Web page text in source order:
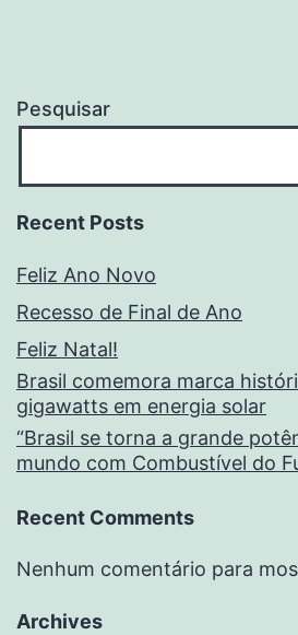
Pesquisar
Recent Posts
Feliz Ano Novo
Recesso de Final de Ano
Feliz Natal!
Brasil comemora marca
gigawatts em energia solar
“Brasil se torna a grande
mundo com Combustível do
Recent Comments
Nenhum comentário para
Archives